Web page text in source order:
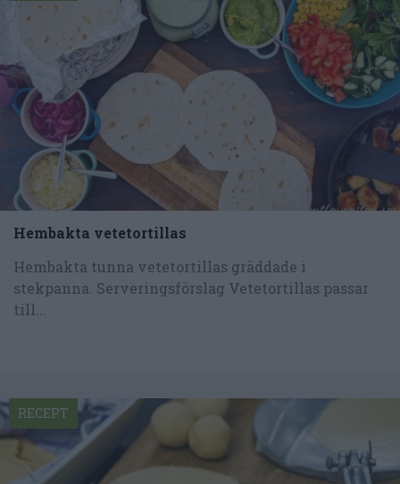
Hembakta vetetortillas
Hembakta tunna vetetortillas gräddade i
stekpanna. Serveringsförslag Vetetortillas passar
till...
RECEPT